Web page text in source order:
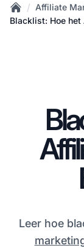
Home
/ Affiliate
Blacklist: Hoe
Leer hoe